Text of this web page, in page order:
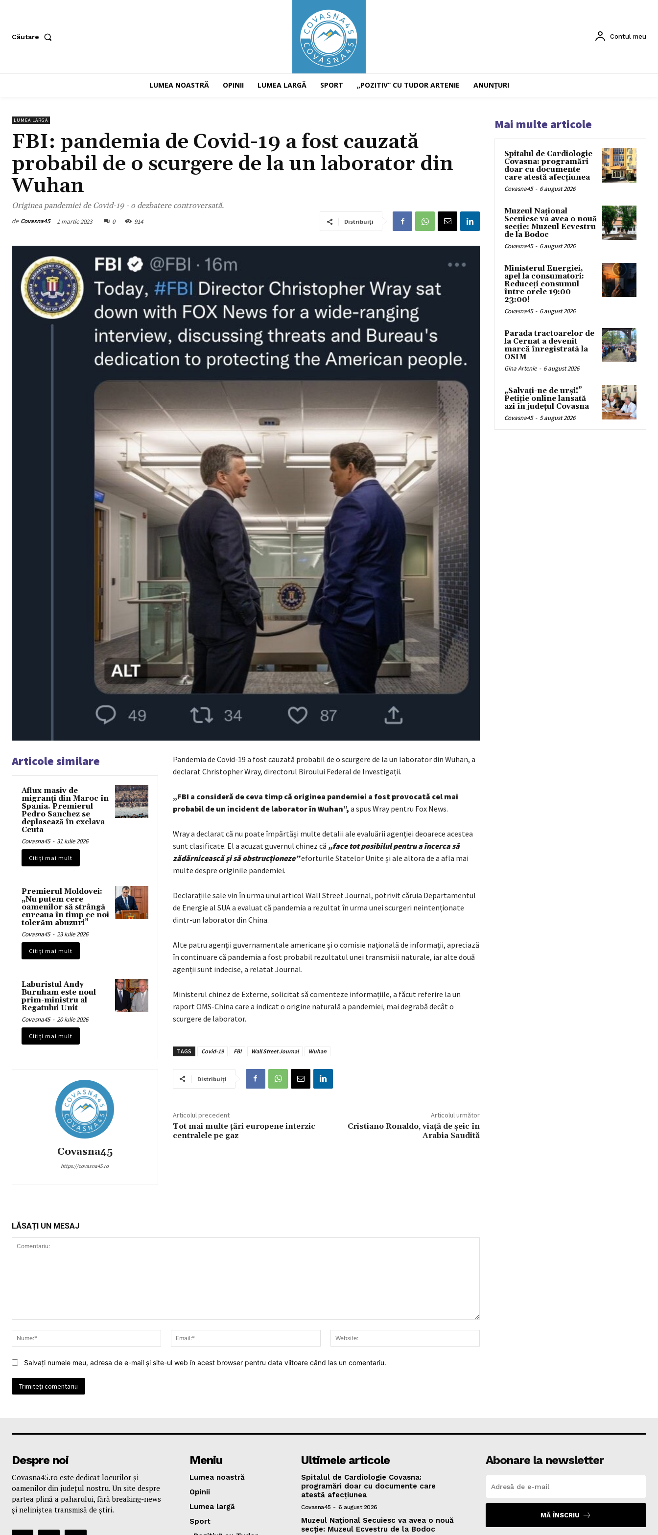
Căutare Contul meu
LUMEA NOASTRĂ OPINII LUMEA LARGĂ SPORT „POZITIV” CU TUDOR ARTENIE ANUNȚURI
LUMEA LARGĂ
FBI: pandemia de Covid-19 a fost cauzată
probabil de o scurgere de la un laborator din
Wuhan
Originea pandemiei de Covid-19 - o dezbatere controversată.
de Covasna45 1 martie 2023 0 914 Distribuiți
Articole similare
Aflux masiv de
migranți din Maroc în
Spania. Premierul
Pedro Sanchez se
deplasează în exclava
Ceuta
Covasna45 - 31 iulie 2026
Citiți mai mult
Premierul Moldovei:
„Nu putem cere
oamenilor să strângă
cureaua în timp ce noi
tolerăm abuzuri”
Covasna45 - 23 iulie 2026
Citiți mai mult
Laburistul Andy
Burnham este noul
prim-ministru al
Regatului Unit
Covasna45 - 20 iulie 2026
Citiți mai mult
Covasna45
https://covasna45.ro
Pandemia de Covid-19 a fost cauzată probabil de o scurgere de la un laborator din Wuhan, a
declarat Christopher Wray, directorul Biroului Federal de Investigații.
„FBI a consideră de ceva timp că originea pandemiei a fost provocată cel mai
probabil de un incident de laborator în Wuhan”, a spus Wray pentru Fox News.
Wray a declarat că nu poate împărtăși multe detalii ale evaluării agenției deoarece acestea
sunt clasificate. El a acuzat guvernul chinez că „face tot posibilul pentru a încerca să
zădărnicească și să obstrucționeze”eforturile Statelor Unite și ale altora de a afla mai
multe despre originile pandemiei.
Declarațiile sale vin în urma unui articol Wall Street Journal, potrivit căruia Departamentul
de Energie al SUA a evaluat că pandemia a rezultat în urma unei scurgeri neintenționate
dintr-un laborator din China.
Alte patru agenții guvernamentale americane și o comisie națională de informații, apreciază
în continuare că pandemia a fost probabil rezultatul unei transmisii naturale, iar alte două
agenții sunt indecise, a relatat Journal.
Ministerul chinez de Externe, solicitat să comenteze informațiile, a făcut referire la un
raport OMS-China care a indicat o origine naturală a pandemiei, mai degrabă decât o
scurgere de laborator.
TAGS Covid-19 FBI Wall Street Journal Wuhan
Distribuiți
Articolul precedent
Tot mai multe țări europene interzic
centralele pe gaz
Articolul următor
Cristiano Ronaldo, viață de șeic în
Arabia Saudită
LĂSAȚI UN MESAJ
Nume:*
Email:*
Salvați numele meu, adresa de e-mail și site-ul web în acest browser pentru data viitoare când las un comentariu.
Mai multe articole
Spitalul de Cardiologie
Covasna: programări
doar cu documente
care atestă afecțiunea
Covasna45 - 6 august 2026
Muzeul Național
Secuiesc va avea o nouă
secție: Muzeul Ecvestru
de la Bodoc
Covasna45 - 6 august 2026
Ministerul Energiei,
apel la consumatori:
Reduceți consumul
între orele 19:00-
23:00!
Covasna45 - 6 august 2026
Parada tractoarelor de
la Cernat a devenit
marcă înregistrată la
OSIM
Gina Artenie - 6 august 2026
„Salvați-ne de urși!”
Petiție online lansată
azi în județul Covasna
Covasna45 - 5 august 2026
Despre noi
Covasna45.ro este dedicat locurilor și
oamenilor din județul nostru. Un site despre
partea plină a paharului, fără breaking-news
și neliniștea transmisă de știri.
Meniu
Lumea noastră
Opinii
Lumea largă
Sport
Ultimele articole
Spitalul de Cardiologie Covasna:
programări doar cu documente care
atestă afecțiunea
Covasna45 - 6 august 2026
Muzeul Național Secuiesc va avea o nouă
secție: Muzeul Ecvestru de la Bodoc
Abonare la newsletter
MĂ ÎNSCRIU